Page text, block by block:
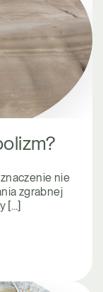
nie
zgrabnej
[…]